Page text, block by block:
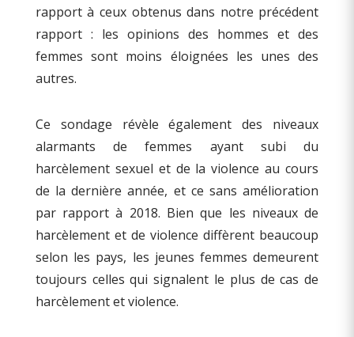
rapport à ceux obtenus dans notre précédent
rapport : les opinions des hommes et des
femmes sont moins éloignées les unes des
autres.
Ce sondage révèle également des niveaux
alarmants de femmes ayant subi du
harcèlement sexuel et de la violence au cours
de la dernière année, et ce sans amélioration
par rapport à 2018. Bien que les niveaux de
harcèlement et de violence diffèrent beaucoup
selon les pays, les jeunes femmes demeurent
toujours celles qui signalent le plus de cas de
harcèlement et violence.